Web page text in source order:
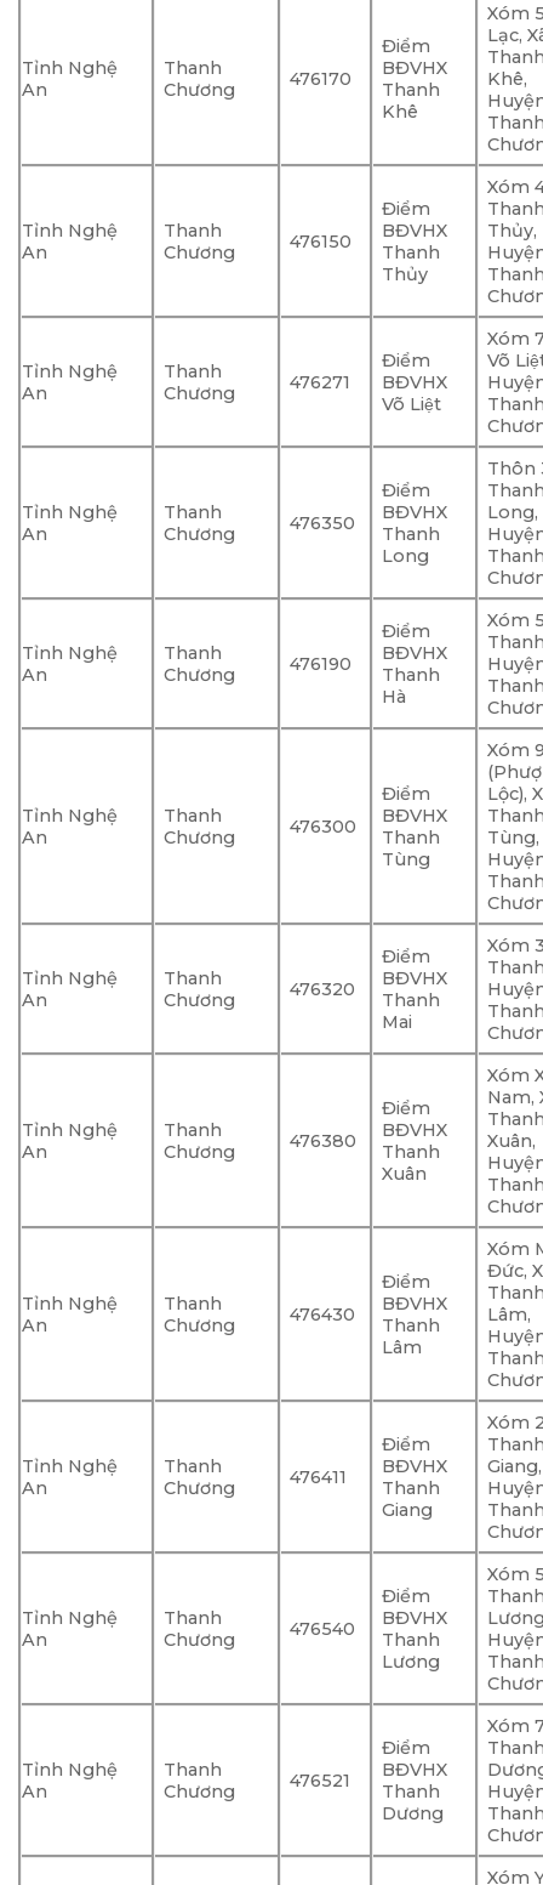
Tỉnh Nghệ
An
Thanh
Chương
476170
Điểm
BĐVHX
Thanh
Khê
Xóm
Lạc,
Khê,
Tỉnh Nghệ
An
Thanh
Chương
476150
Điểm
BĐVHX
Thanh
Thủy
Xóm
Thủy,
Tỉnh Nghệ
An
Thanh
Chương
476271
Điểm
BĐVHX
Võ Liệt
Xóm
Võ
Tỉnh Nghệ
An
Thanh
Chương
476350
Điểm
BĐVHX
Thanh
Long
Thôn
Long,
Tỉnh Nghệ
An
Thanh
Chương
476190
Điểm
BĐVHX
Thanh
Hà
Xóm
Tỉnh Nghệ
An
Thanh
Chương
476300
Điểm
BĐVHX
Thanh
Tùng
Xóm
Lộc),
Tùng,
Tỉnh Nghệ
An
Thanh
Chương
476320
Điểm
BĐVHX
Thanh
Mai
Xóm
Tỉnh Nghệ
An
Thanh
Chương
476380
Điểm
BĐVHX
Thanh
Xuân
Xóm
Nam,
Xuân,
Tỉnh Nghệ
An
Thanh
Chương
476430
Điểm
BĐVHX
Thanh
Lâm
Xóm
Đức,
Lâm,
Tỉnh Nghệ
An
Thanh
Chương
476411
Điểm
BĐVHX
Thanh
Giang
Xóm
Giang,
Tỉnh Nghệ
An
Thanh
Chương
476540
Điểm
BĐVHX
Thanh
Lương
Xóm
Tỉnh Nghệ
An
Thanh
Chương
476521
Điểm
BĐVHX
Thanh
Dương
Xóm
Xóm